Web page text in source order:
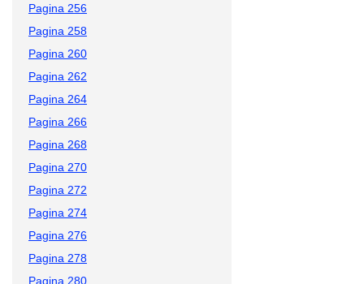
Pagina 256
Pagina 258
Pagina 260
Pagina 262
Pagina 264
Pagina 266
Pagina 268
Pagina 270
Pagina 272
Pagina 274
Pagina 276
Pagina 278
Pagina 280